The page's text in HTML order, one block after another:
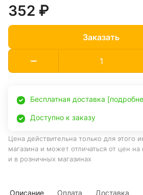
352 ₽
Заказать
Бесплатная доставка
Доступно к заказу
Цена действительна только для этого
магазина и может отличаться от цен на
и в розничных магазинах
Описание Оплата Доставка